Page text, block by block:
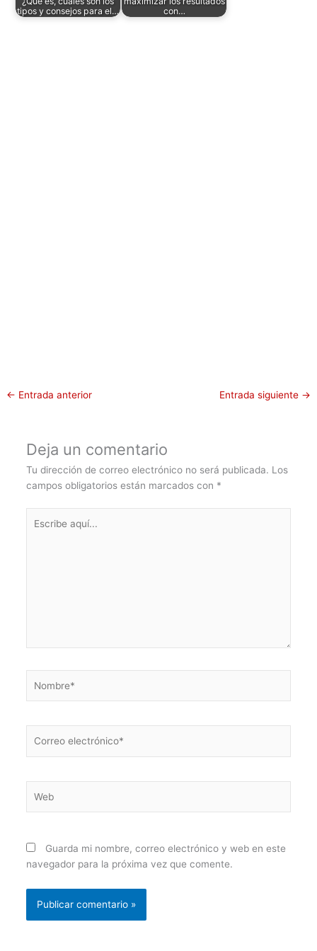
tipos y consejos para el…
con…
← Entrada anterior Entrada siguiente →
Deja un comentario
Tu dirección de correo electrónico no será publicada. Los
campos obligatorios están marcados con *
aquí...
electrónico*
Guarda mi nombre, correo electrónico y web en este
navegador para la próxima vez que comente.